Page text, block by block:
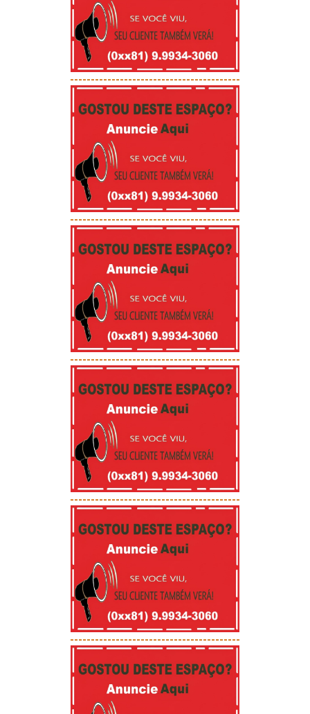
-----------------------------------------
-----------------------------------------
-----------------------------------------
-----------------------------------------
-----------------------------------------